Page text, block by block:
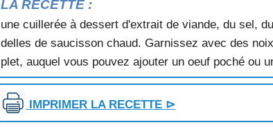
SALADE AUX FOIES DE VOLAILLE
SALADE AUX FRUITS DE MER
SALADE AUX HARENGS
SALADE AUX LARDONS
SALADE AUX OEUFS POCHES
SALADE AUX TROIS LEGUMES
SALADE BALOISE
SALADE BEAUCAIRE
LA RECETTE :
une cuillerée à dessert d'extrait de viande, du sel,
delles de saucisson chaud. Garnissez avec des
plet, auquel vous pouvez ajouter un oeuf poché ou
IMPRIMER LA RECETTE ⊳